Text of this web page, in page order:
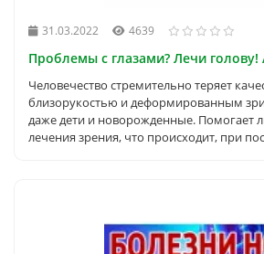
31.03.2022 4639
Проблемы с глазами? Лечи
Человечество стремительно теряет
близорукостью и деформированным
даже дети и новорожденные. Помогает
лечения зрения, что происходит, при